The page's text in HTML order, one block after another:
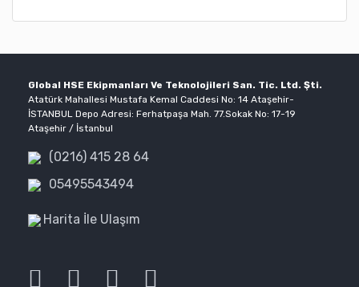
Global HSE Ekipmanları Ve Teknolojileri San. Tic. Ltd. Şti.
Atatürk Mahallesi Mustafa Kemal Caddesi No: 14 Ataşehir-
İSTANBUL Depo Adresi: Ferhatpaşa Mah. 77.Sokak No: 17-19
Ataşehir / İstanbul
(0216) 415 28 64
05495543494
Harita İle Ulaşım